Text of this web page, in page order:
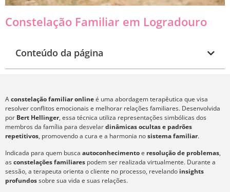
Constelação Familiar em Logradouro
Conteúdo da página
Aconstelação familiar onlineé uma abordagem terapêutica que visa
resolver conflitos emocionais e melhorar relações familiares. Desenvolvida
por Bert Hellinger, essa técnica utiliza representações simbólicas dos
membros da família para desvelardinâmicas ocultas e padrões
repetitivos, promovendo a cura e a harmonia nosistema familiar.
Indicada para quem busca autoconhecimentoe resolução de problemas,
asconstelações familiares podem ser realizada virtualmente. Durante a
sessão, a terapeuta orienta o cliente no processo, revelando insights
profundossobre sua vida e suas relações.